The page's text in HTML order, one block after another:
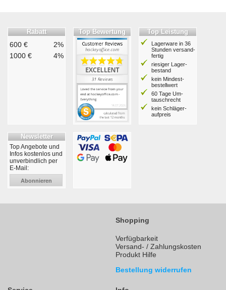
Rabatt
600 €
2%
1000 €
4%
Top Bewertung Top Leistung
Lagerware in 36
Stunden ver­sand­
fertig
riesiger Lager­
bestand
kein Mindest­
bestell­wert
60 Tage Um­
tausch­recht
kein Schläger­
aufpreis
Newsletter
Top Angebote und
Infos kostenlos und
unverbindlich per
E-Mail:
Abonnieren
Shopping
Verfügbarkeit
Versand- / Zahlungskosten
Produkt Hilfe
Bestellung widerrufen